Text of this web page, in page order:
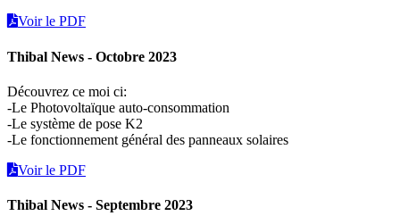
Voir le PDF
Thibal News - Octobre 2023
Découvrez ce moi ci:
-Le Photovoltaïque auto-consommation
-Le système de pose K2
-Le fonctionnement général des panneaux solaires
Voir le PDF
Thibal News - Septembre 2023